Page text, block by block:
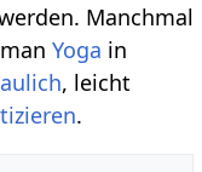
Manchmal
manYoga in
, leicht
.